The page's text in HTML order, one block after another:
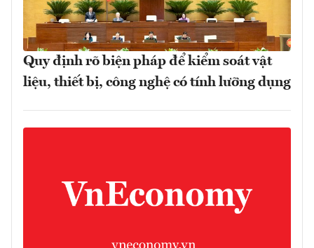
Quy định rõ biện pháp để kiểm soát vật
liệu, thiết bị, công nghệ có tính lưỡng dụng